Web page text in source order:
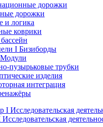
дорожки
дорожки
и логика
коврики
I Бизиборды
пузырьковые трубки
изделия
интеграция